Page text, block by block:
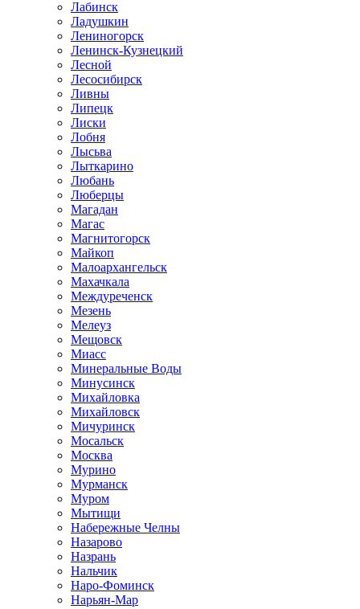
Лабинск
Ладушкин
Лениногорск
Ленинск-Кузнецкий
Лесной
Лесосибирск
Ливны
Липецк
Лиски
Лобня
Лысьва
Лыткарино
Любань
Люберцы
Магадан
Магас
Магнитогорск
Майкоп
Малоархангельск
Махачкала
Междуреченск
Мезень
Мелеуз
Мещовск
Миасс
Минеральные Воды
Минусинск
Михайловка
Михайловск
Мичуринск
Мосальск
Москва
Мурино
Мурманск
Муром
Мытищи
Набережные Челны
Назарово
Назрань
Нальчик
Наро-Фоминск
Нарьян-Мар